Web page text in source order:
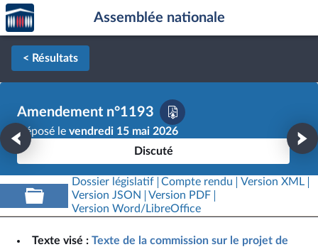
Aller au contenu
Aller en bas de la page
Accèder
à la
page
d'accueil
Assemblée nationale
< Résultats
Amendement n°1193
Déposé le vendredi 15 mai 2026
Discuté
Dossier législatif Compte rendu
Version XML
Version JSON
Version PDF
Version Word/LibreOffice
Texte visé : Texte de la commission sur le projet de